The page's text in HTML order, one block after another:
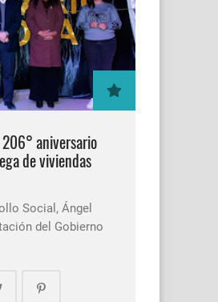
aniversario
de viviendas
Social, Ángel
del Gobierno